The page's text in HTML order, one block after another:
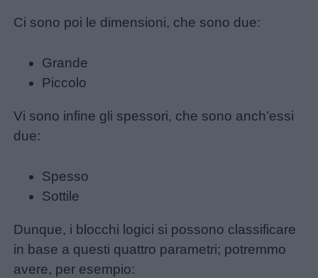
didattiche
Disegni
da
colorare
per
bambini
Feste
e
giornate
Ci sono poi le dimensioni, che sono due:
Grande
Piccolo
Vi sono infine gli spessori, che sono anch’essi
due:
Spesso
Sottile
Dunque, i blocchi logici si possono classificare
in base a questi quattro parametri; potremmo
avere, per esempio: